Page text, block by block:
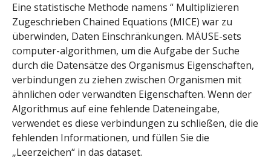
Eine statistische Methode namens “ Multiplizieren
Zugeschrieben Chained Equations (MICE) war zu
überwinden, Daten Einschränkungen. MÄUSE-sets
computer-algorithmen, um die Aufgabe der Suche
durch die Datensätze des Organismus Eigenschaften,
verbindungen zu ziehen zwischen Organismen mit
ähnlichen oder verwandten Eigenschaften. Wenn der
Algorithmus auf eine fehlende Dateneingabe,
verwendet es diese verbindungen zu schließen, die die
fehlenden Informationen, und füllen Sie die
„Leerzeichen“ in das dataset.